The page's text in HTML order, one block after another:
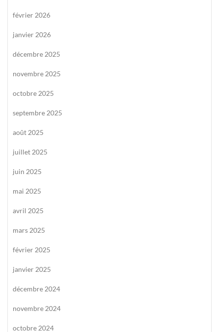
février 2026
janvier 2026
décembre 2025
novembre 2025
octobre 2025
septembre 2025
août 2025
juillet 2025
juin 2025
mai 2025
avril 2025
mars 2025
février 2025
janvier 2025
décembre 2024
novembre 2024
octobre 2024